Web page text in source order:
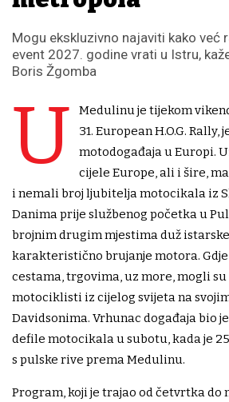
Mogu ekskluzivno najaviti kako već
event 2027. godine vrati u Istru,
Boris Žgomba
U
Medulinu je tijekom
31. European H.O.G. Rally,
motodogađaja u Europi.
cijele Europe, ali i šire,
i nemali broj ljubitelja motocikala iz
Danima prije službenog početka u
brojnim drugim mjestima duž
karakteristično brujanje motora.
cestama, trgovima, uz more, mogli
motociklisti iz cijelog svijeta na
Davidsonima. Vrhunac događaja bio
defile motocikala u subotu, kada je
s pulske rive prema Medulinu.
Program, koji je trajao od četvrtka do